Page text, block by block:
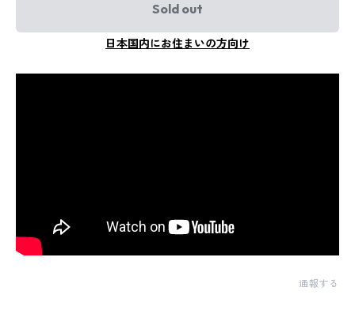
Sold out
日本国内にお住まいの方向け
通報する